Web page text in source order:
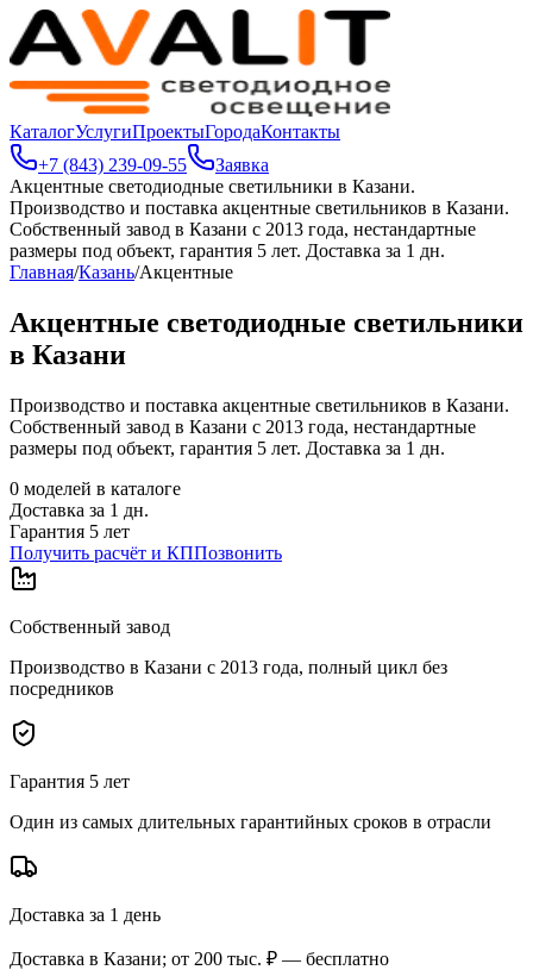
КаталогУслугиПроектыГородаКонтакты
+7 (843) 239-09-55
Заявка
Акцентные светодиодные светильники в Казани.
Производство и поставка акцентные светильников в Казани.
Собственный завод в Казани с 2013 года, нестандартные
размеры под объект, гарантия 5 лет. Доставка за 1 дн.
Главная/Казань/Акцентные
Акцентные светодиодные светильники
в Казани
Производство и поставка акцентные светильников в Казани.
Собственный завод в Казани с 2013 года, нестандартные
размеры под объект, гарантия 5 лет. Доставка за 1 дн.
0 моделей в каталоге
Доставка за 1 дн.
Гарантия 5 лет
Получить расчёт и КППозвонить
Собственный завод
Производство в Казани с 2013 года, полный цикл без
посредников
Гарантия 5 лет
Один из самых длительных гарантийных сроков в отрасли
Доставка за 1 день
Доставка в Казани; от 200 тыс. ₽ — бесплатно